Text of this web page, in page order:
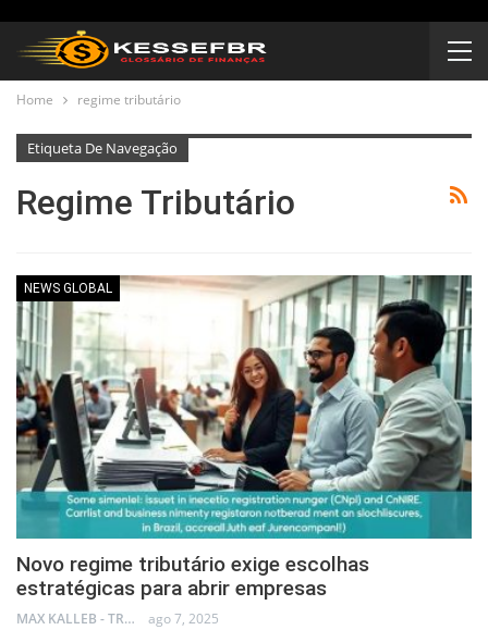
Home regime tributário
Etiqueta De Navegação
Regime Tributário
NEWS GLOBAL
Novo regime tributário exige escolhas
estratégicas para abrir empresas
MAX KALLEB - TRADER ago 7, 2025